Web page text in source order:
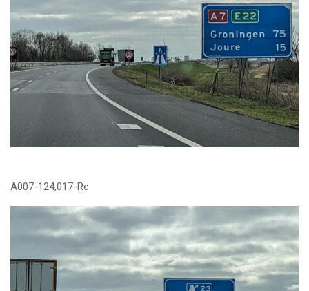
A007-124,017-Re